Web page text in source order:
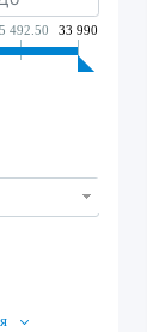
492.50 33 990